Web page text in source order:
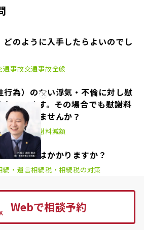
Webで相談予約
どのように入手したらよいのでし
通事故交通事故全般
行為）のない浮気・不倫に対し慰
れています。その場合でも慰謝料
ばいけませんか？
気・不倫慰謝料減額
も相続税はかかりますか？
続・遺言相続税・相続税の対策
いはできますか？
債務整理相談・費用